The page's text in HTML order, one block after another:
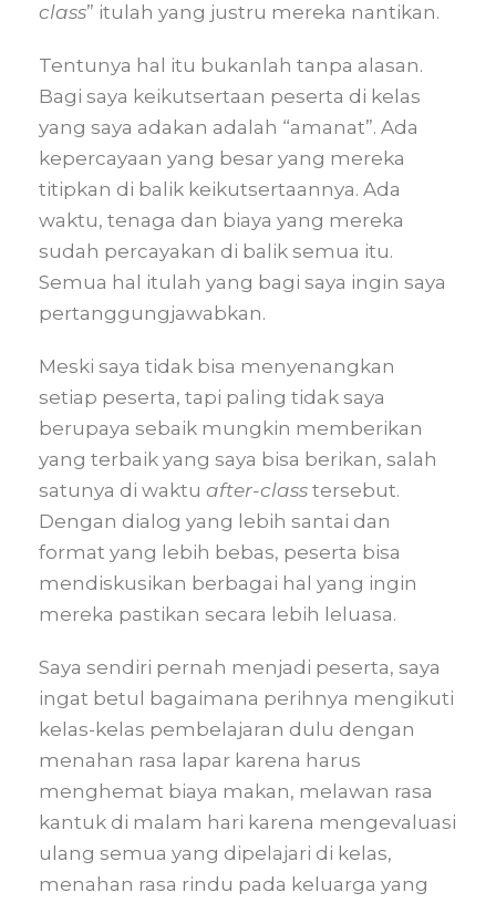
class” itulah yang justru mereka nantikan.
Tentunya hal itu bukanlah tanpa alasan.
Bagi saya keikutsertaan peserta di kelas
yang saya adakan adalah “amanat”. Ada
kepercayaan yang besar yang mereka
titipkan di balik keikutsertaannya. Ada
waktu, tenaga dan biaya yang mereka
sudah percayakan di balik semua itu.
Semua hal itulah yang bagi saya ingin saya
pertanggungjawabkan.
Meski saya tidak bisa menyenangkan
setiap peserta, tapi paling tidak saya
berupaya sebaik mungkin memberikan
yang terbaik yang saya bisa berikan, salah
satunya di waktu after-class tersebut.
Dengan dialog yang lebih santai dan
format yang lebih bebas, peserta bisa
mendiskusikan berbagai hal yang ingin
mereka pastikan secara lebih leluasa.
Saya sendiri pernah menjadi peserta, saya
ingat betul bagaimana perihnya mengikuti
kelas-kelas pembelajaran dulu dengan
menahan rasa lapar karena harus
menghemat biaya makan, melawan rasa
kantuk di malam hari karena mengevaluasi
ulang semua yang dipelajari di kelas,
menahan rasa rindu pada keluarga yang